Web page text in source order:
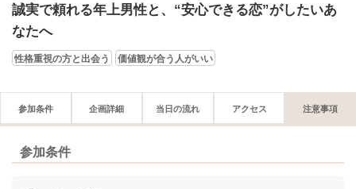
誠実で頼れる年上男性と、“安心できる恋”がしたいあ
なたへ
性格重視の方と出会う 価値観が合う人がいい
参加条件 企画詳細 当日の流れ アクセス 注意事項
参加条件